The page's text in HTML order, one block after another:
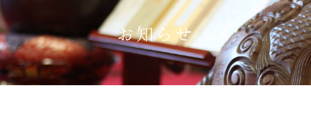
お知らせ